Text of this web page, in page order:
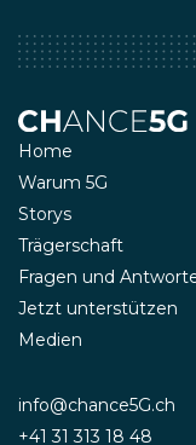
Home
Warum 5G
Storys
Trägerschaft
Fragen und
Jetzt unterstützen
Medien
info@chance5G.ch
+41 31 313 18 48